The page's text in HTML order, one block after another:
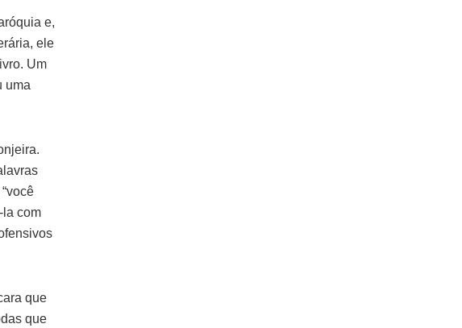
e,
ele
Um
uma
la com
que
que